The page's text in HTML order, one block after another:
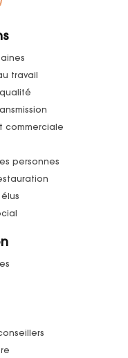
travail
commerciale
personnes